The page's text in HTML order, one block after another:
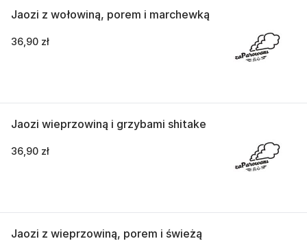
Jaozi z wołowiną, porem i marchewką
36,90 zł
Jaozi wieprzowiną i grzybami shitake
36,90 zł
Jaozi z wieprzowiną, porem i świeżą